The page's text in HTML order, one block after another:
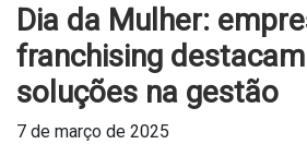
Dia da Mulher:
franchising
soluções na gestão
7 de março de 2025